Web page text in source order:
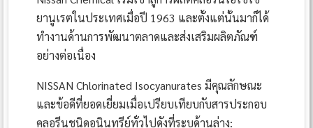
ยานูเรตในประเทศเมื่อปี 1963 และตั้งแต่นั้นมาก็ได้
ทำงานด้านการพัฒนาตลาดและส่งเสริมผลิตภัณฑ์
อย่างต่อเนื่อง
NISSAN Chlorinated Isocyanurates มีคุณลักษณะ
และข้อดีที่ยอดเยี่ยมเมื่อเปรียบเทียบกับสารประกอบ
คลอรีนชนิดอนินทรีย์ทั่วไปดังที่ระบุด้านล่าง: